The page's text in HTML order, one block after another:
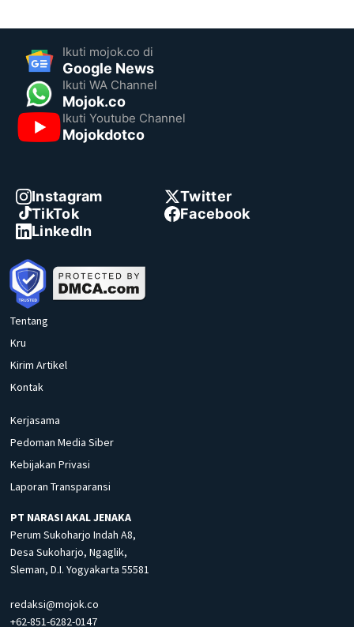
Ikuti mojok.co di
Google News
Ikuti WA Channel
Mojok.co
Ikuti Youtube Channel
Mojokdotco
Instagram
Twitter
TikTok
Facebook
LinkedIn
Tentang
Kru
Kirim Artikel
Kontak
Kerjasama
Pedoman Media Siber
Kebijakan Privasi
Laporan Transparansi
PT NARASI AKAL JENAKA
Perum Sukoharjo Indah A8,
Desa Sukoharjo, Ngaglik,
Sleman, D.I. Yogyakarta 55581
redaksi@mojok.co
+62-851-6282-0147